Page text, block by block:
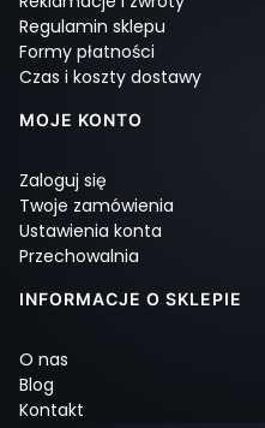
Regulamin sklepu
Formy płatności
Czas i koszty dostawy
MOJE KONTO
Zaloguj się
Twoje zamówienia
Ustawienia konta
Przechowalnia
INFORMACJE O SKLEPIE
O nas
Blog
Kontakt